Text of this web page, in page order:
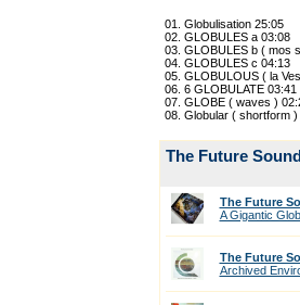
01. Globulisation 25:05
02. GLOBULES a 03:08
03. GLOBULES b ( mos
04. GLOBULES c 04:13
05. GLOBULOUS ( la
06. 6 GLOBULATE 03:41
07. GLOBE ( waves )
08. Globular ( shortform )
The Future
The Future
A Gigantic
The Future
Archived